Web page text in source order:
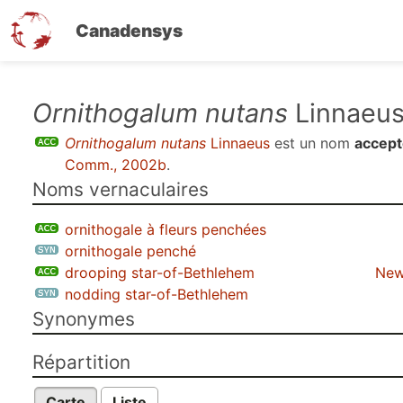
Canadensys
contenu
Ornithogalum nutans
Ornithogalum nutans Linnaeus est un nom
Comm., 2002b.
Noms vernaculaires
ornithogale à fleurs penchées
ornithogale penché
drooping star-of-Bethlehem
nodding star-of-Bethlehem
Synonymes
Répartition